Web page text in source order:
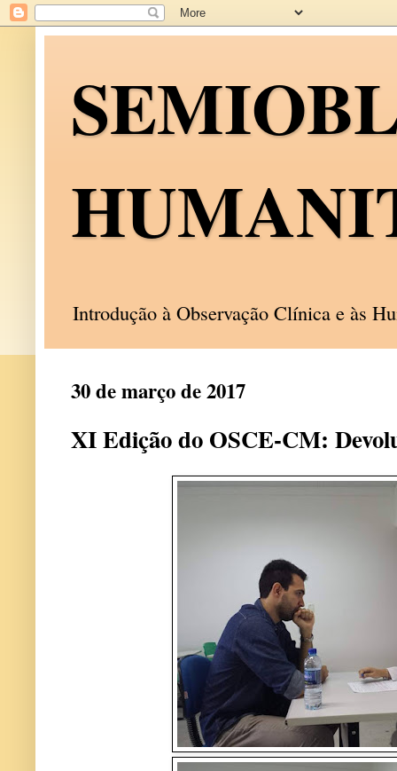
Introdução à Observação Clínica e às
30 de março de 2017
XI Edição do OSCE-CM: